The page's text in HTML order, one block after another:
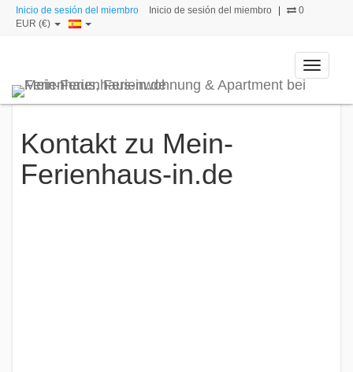
Inicio de sesión del miembro Inicio de sesión del miembro
0
EUR (€)
Toggle
Kontakt zu Mein-
Ferienhaus-in.de